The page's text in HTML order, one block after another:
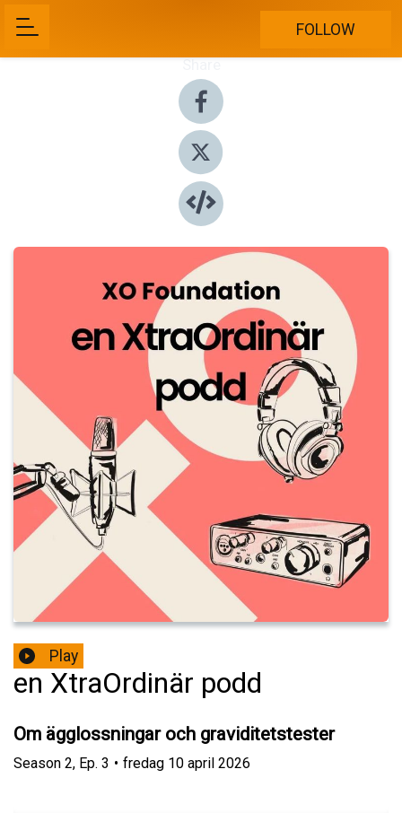
FOLLOW
Play
en XtraOrdinär podd
Om ägglossningar och graviditetstester
Season 2, Ep. 3 • fredag 10 april 2026